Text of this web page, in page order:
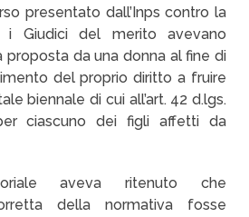
presentato dall’Inps contro la
i Giudici del merito avevano
da una donna al fine di
del proprio diritto a fruire
biennale di cui all’art. 42 d.lgs.
ciascuno dei figli affetti da
aveva ritenuto che
della normativa fosse